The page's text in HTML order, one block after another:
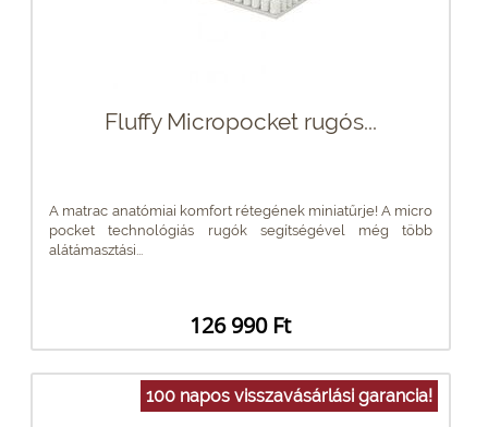
Fluffy Micropocket rugós...
A matrac anatómiai komfort rétegének miniatűrje! A micro
pocket technológiás rugók segítségével még több
alátámasztási...
126 990 Ft
100 napos visszavásárlási garancia!